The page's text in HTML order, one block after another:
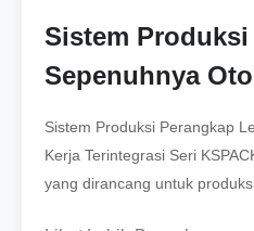
Sistem
Sepenuhnya
Sistem Produksi Perangkap
Kerja Terintegrasi Seri
yang dirancang untuk